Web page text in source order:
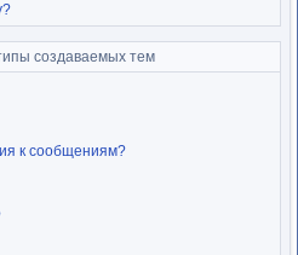
создаваемых тем
к сообщениям?